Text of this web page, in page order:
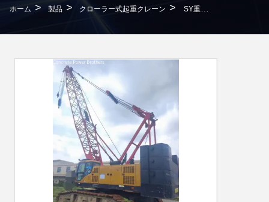
ホーム > 製品 > クローラー式起重クレーン > SY重工業の90トンのクローラークレーン 快適な操作のために近代的なキャビンを備えています